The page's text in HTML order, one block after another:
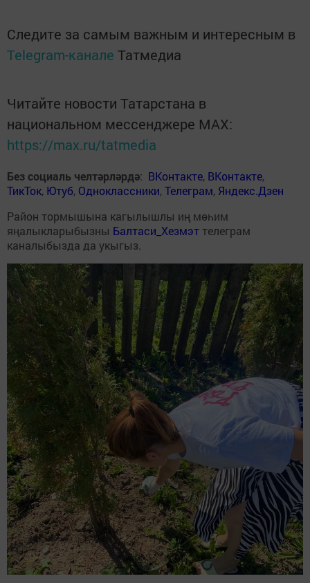
Следите за самым важным и интересным в
Telegram-канале Татмедиа
Читайте новости Татарстана в
национальном мессенджере MАХ:
https://max.ru/tatmedia
Без социаль челтәрләрдә: ВКонтакте, ВКонтакте,
ТикТок, Ютуб, Одноклассники,Телеграм, Яндекс.Дзен
Район тормышына кагылышлы иң мөһим
яңалыкларыбызны Балтаси_Хезмэт телеграм
каналыбызда да укыгыз.